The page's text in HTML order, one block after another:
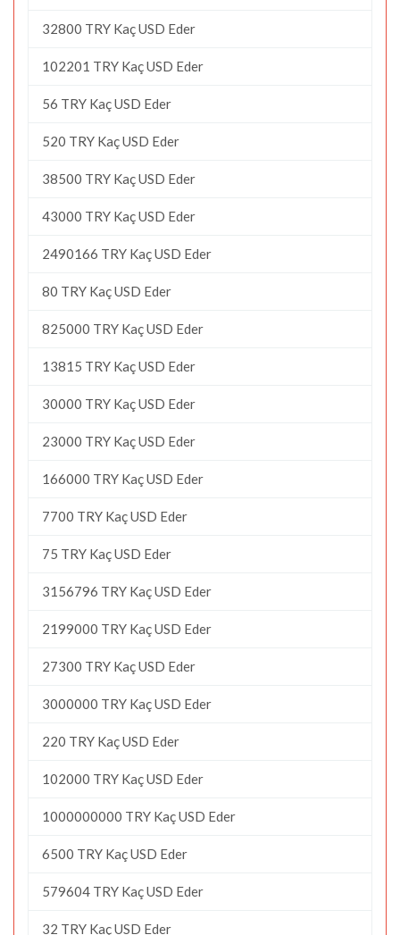
32800 TRY Kaç USD Eder
102201 TRY Kaç USD Eder
56 TRY Kaç USD Eder
520 TRY Kaç USD Eder
38500 TRY Kaç USD Eder
43000 TRY Kaç USD Eder
2490166 TRY Kaç USD Eder
80 TRY Kaç USD Eder
825000 TRY Kaç USD Eder
13815 TRY Kaç USD Eder
30000 TRY Kaç USD Eder
23000 TRY Kaç USD Eder
166000 TRY Kaç USD Eder
7700 TRY Kaç USD Eder
75 TRY Kaç USD Eder
3156796 TRY Kaç USD Eder
2199000 TRY Kaç USD Eder
27300 TRY Kaç USD Eder
3000000 TRY Kaç USD Eder
220 TRY Kaç USD Eder
102000 TRY Kaç USD Eder
1000000000 TRY Kaç USD Eder
6500 TRY Kaç USD Eder
579604 TRY Kaç USD Eder
32 TRY Kaç USD Eder